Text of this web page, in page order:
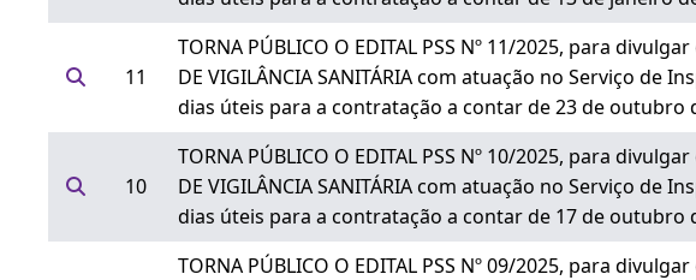
11
TORNA PÚBLICO O EDITAL PSS Nº 11/2025, para
DE VIGILÂNCIA SANITÁRIA com atuação no Serviço de
dias úteis para a contratação a contar de 23 de outubro
10
TORNA PÚBLICO O EDITAL PSS Nº 10/2025, para
DE VIGILÂNCIA SANITÁRIA com atuação no Serviço de
dias úteis para a contratação a contar de 17 de outubro
TORNA PÚBLICO O EDITAL PSS Nº 09/2025, para